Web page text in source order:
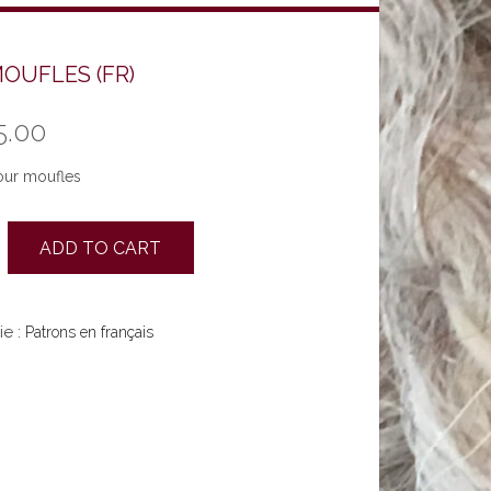
(FR)
moufles
ADD TO CART
: Patrons en français